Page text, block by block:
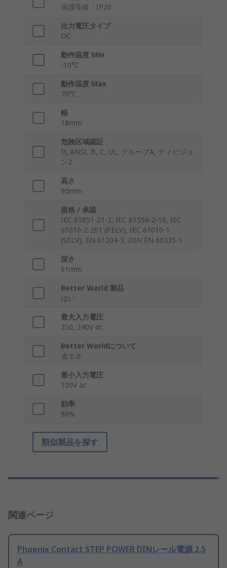
保護等級：IP20
出力電圧タイプ
DC
動作温度 Min
-10°C
動作温度 Max
70°C
幅
18mm
危険区域認証
D, ANSI, B, C, UL, グループA, ディビジョ
ン2
高さ
90mm
規格 / 承認
IEC 61851-21-2, IEC 61558-2-16, IEC
61010-2-201 (PELV), IEC 61010-1
(SELV), EN 61204-3, DIN EN 60335-1
深さ
61mm
Better World 製品
はい
最大入力電圧
250, 240V dc
Better Worldについて
省エネ
最小入力電圧
100V ac
効率
86%
類似製品を探す
関連ページ
Phoenix Contact STEP POWER DINレール電源 2.5
A